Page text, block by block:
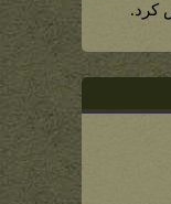
کرد.